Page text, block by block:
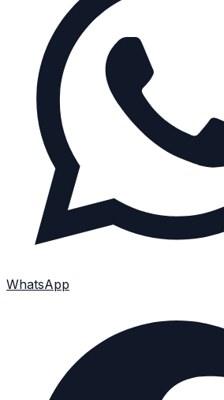
WhatsApp